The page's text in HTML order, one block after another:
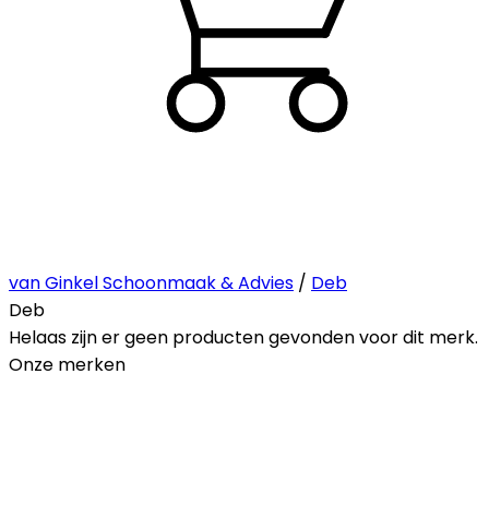
van Ginkel Schoonmaak & Advies / Deb
Deb
Helaas zijn er geen producten gevonden voor dit merk.
Onze merken